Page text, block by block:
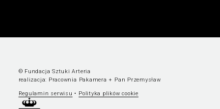
© Fundacja Sztuki Arteria
realizacja: Pracownia Pakamera + Pan Przemysław
Regulamin serwisu • Polityka plików cookie